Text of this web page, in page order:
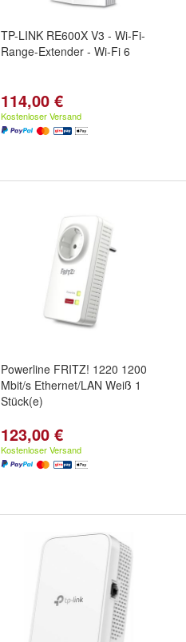
TP-LINK RE600X V3 - Wi-Fi-
Range-Extender - Wi-Fi 6
114,00 €
Kostenloser Versand
Powerline FRITZ! 1220 1200
Mbit/s Ethernet/LAN Weiß 1
Stück(e)
123,00 €
Kostenloser Versand